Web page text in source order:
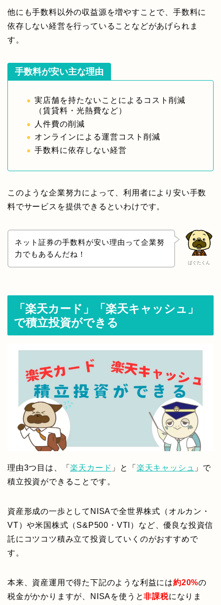
他にも手数料以外の収益源を増やすことで、手数料に
依存しない経営を行っていることなどがあげられま
す。
手数料が安い主な理由
実店舗を持たないことによるコスト削減
（賃貸料・光熱費など）
人件費の削減
オンラインによる運営コスト削減
手数料に依存しない経営
このような企業努力によって、利用者により安い手数
料でサービスを提供できるといわけです。
ぱぐたくん
ネット証券の手数料が安い理由って企業努
力でもあるんだね！
「楽天カード」「楽天キャッシュ」
で積立投資ができる
理由3つ目は、「楽天カード 」と「 楽天キャッシュ 」で
積立投資ができることです。
資産形成の一歩としてNISAで全世界株式（オルカン・
VT）や米国株式（S&P500・VTI）など、優良な投資信
託にコツコツ積み立て投資していくのがおすすめで
す。
本来、資産運用で得た下記のような利益には約20%の
税金がかかりますが、NISAを使うと非課税になりま